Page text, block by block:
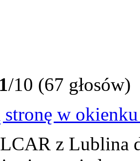
/10 (67 głosów)
stronę w
z Lublina